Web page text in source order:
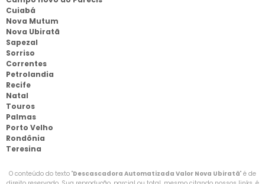
Cuiabá
Nova Mutum
Nova Ubiratã
Sapezal
Sorriso
Correntes
Petrolandia
Recife
Natal
Touros
Palmas
Porto Velho
Rondônia
Teresina
O conteúdo do texto "Descascadora Automatizada Valor Nova Ubiratã" é de